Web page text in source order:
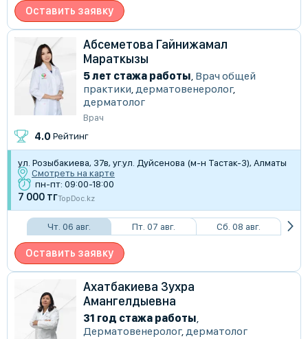
Оставить заявку
Абсеметова Гайнижамал
Мараткызы
5 лет стажа работы, Врач общей
практики,дерматовенеролог,
дерматолог
Врач
4.0 Рейтинг
​ул. Розыбакиева, 37в, уг.ул. Дуйсенова (м-н Тастак-3), Алматы
Смотреть на карте
пн-пт: 09:00-18:00
7 000 тгTopDoc.kz
Чт. 06 авг. Пт. 07 авг. Сб. 08 авг.
Оставить заявку
Ахатбакиева Зухра
Амангелдыевна
31 год стажа работы,
Дерматовенеролог,дерматолог